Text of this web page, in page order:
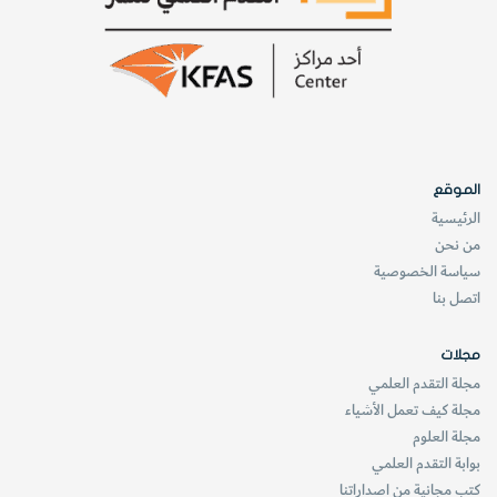
الموقع
الرئيسية
من نحن
سياسة الخصوصية
اتصل بنا
مجلات
مجلة التقدم العلمي
مجلة كيف تعمل الأشياء
مجلة العلوم
بوابة التقدم العلمي
كتب مجانية من اصداراتنا